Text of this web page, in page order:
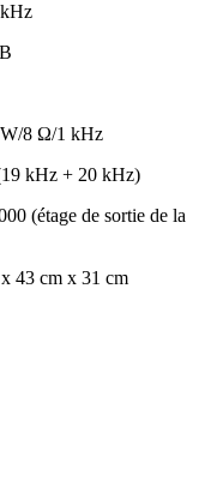
W/8 Ω/1 kHz
kHz + 20 kHz)
(étage de sortie de la
43 cm x 31 cm